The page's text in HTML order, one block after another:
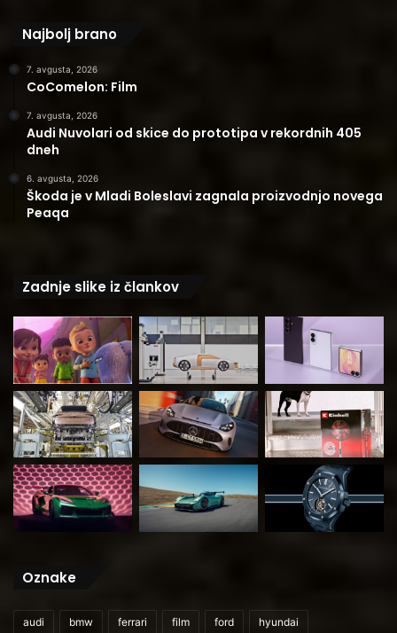
Najbolj brano
7. avgusta, 2026
CoComelon: Film
7. avgusta, 2026
Audi Nuvolari od skice do prototipa v rekordnih 405
dneh
6. avgusta, 2026
Škoda je v Mladi Boleslavi zagnala proizvodnjo novega
Peaqa
Zadnje slike iz člankov
Oznake
audi bmw ferrari film ford hyundai